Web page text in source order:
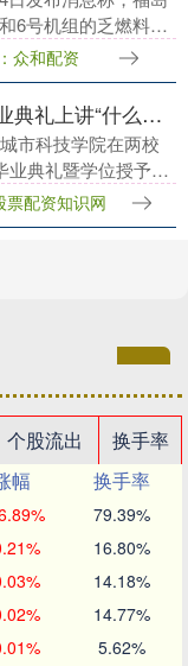
6号机组的乏燃料池
右冷却系统发生故
过调查，未发现设
众和配资
中证策略 校长毕业典礼上讲“什么是幸福” 精神比物质更重要
市科技学院在两校
业典礼暨学位授予仪
满完成学业。 典礼
离焦虑，拥抱快
票配资知识网
个股流出
换手率
幅
换手率
79.39%
16.80%
14.18%
14.77%
5.62%